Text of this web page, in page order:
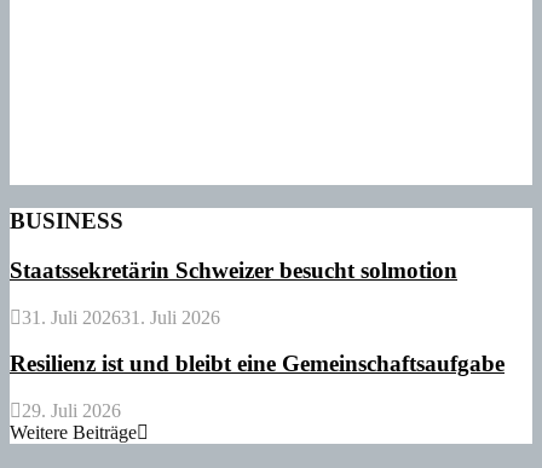
BUSINESS
Staatssekretärin Schweizer besucht solmotion
31. Juli 202631. Juli 2026
Resilienz ist und bleibt eine Gemeinschaftsaufgabe
29. Juli 2026
Weitere Beiträge